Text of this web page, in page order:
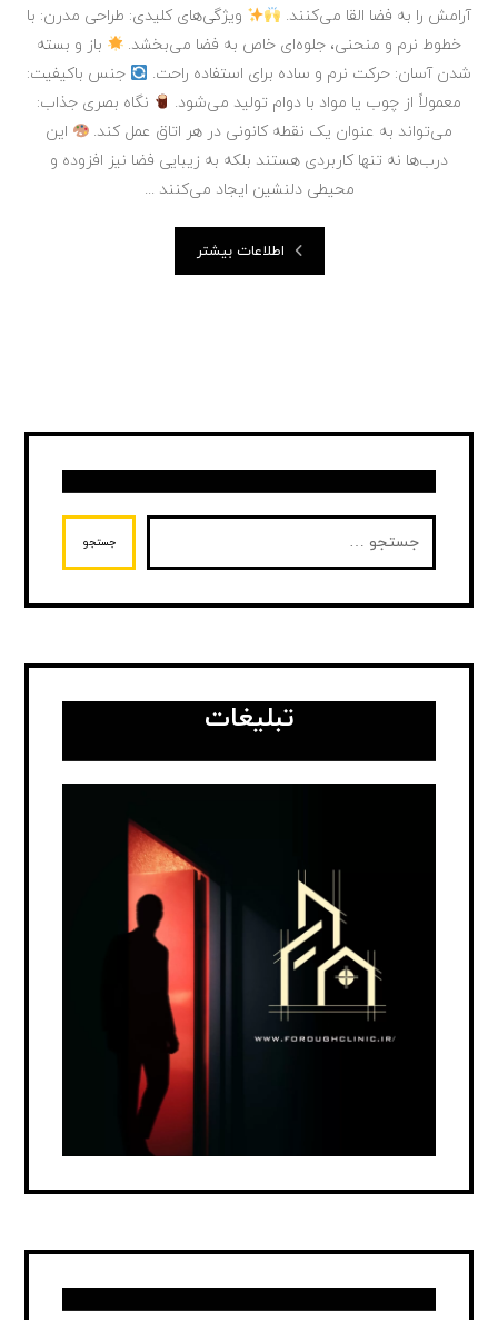
آرامش را به فضا القا می‌کنند.
ویژگی‌های کلیدی: طراحی مدرن: با
خطوط نرم و منحنی، جلوه‌ای خاص به فضا می‌بخشد.
باز و بسته
شدن آسان: حرکت نرم و ساده برای استفاده راحت.
جنس باکیفیت:
معمولاً از چوب یا مواد با دوام تولید می‌شود.
نگاه بصری جذاب:
می‌تواند به عنوان یک نقطه کانونی در هر اتاق عمل کند.
این
درب‌ها نه تنها کاربردی هستند بلکه به زیبایی فضا نیز افزوده و
محیطی دلنشین ایجاد می‌کنند ...
اطلاعات بیشتر
جستجو
تبلیغات